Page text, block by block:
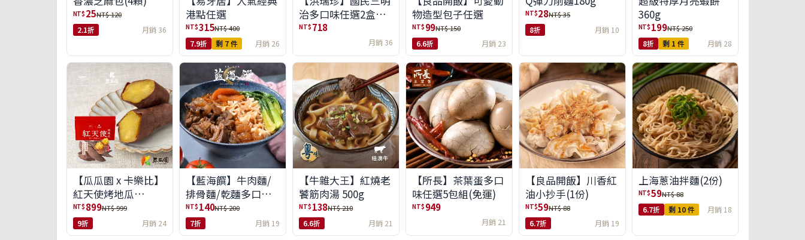
NT$ 25NT$ 120
2.1折 月銷 36
港點任選
NT$315NT$ 400
7.9折 剩 7 件 月銷 26
治多口味任選2盒組
(6入/盒)(免運)
NT$ 718
月銷 36
物造型包子任選
NT$ 99NT$ 150
6.6折 月銷 23
NT$28NT$ 35
8折 月銷 10
360g
NT$ 199NT$ 250
8折 剩 1 件 月銷 28
【瓜瓜園 x 卡樂比】
紅天使烤地瓜
350g*10包(免運組)
NT$ 899NT$ 999
9折 月銷 24
【藍海饌】牛肉麵/
排骨麵/乾麵多口味
任選
NT$ 140NT$ 200
7折 月銷 19
【牛雜大王】紅燒老
饕筋肉湯 500g
NT$ 138NT$ 210
6.6折 月銷 21
【所長】茶葉蛋多口
味任選5包組(免運)
NT$ 949
月銷 21
【良品開飯】川香紅
油小抄手(1份)
NT$59NT$ 88
6.7折 月銷 19
上海蔥油拌麵(2份)
NT$59NT$ 88
6.7折 剩 10 件 月銷 18